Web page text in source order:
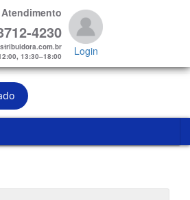
Atendimento
4230
13:30–18:00
Login